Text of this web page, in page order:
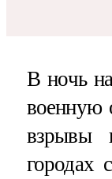
В ночь
военную
взрывы
городах